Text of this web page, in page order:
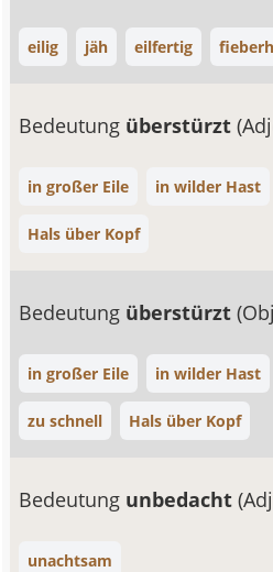
eilig jäh eilfertig
Bedeutung überstürzt
in großer Eile in wilder Hast
Hals über Kopf
Bedeutung überstürzt
in großer Eile in wilder Hast
zu schnell Hals über Kopf
Bedeutung unbedacht
unachtsam